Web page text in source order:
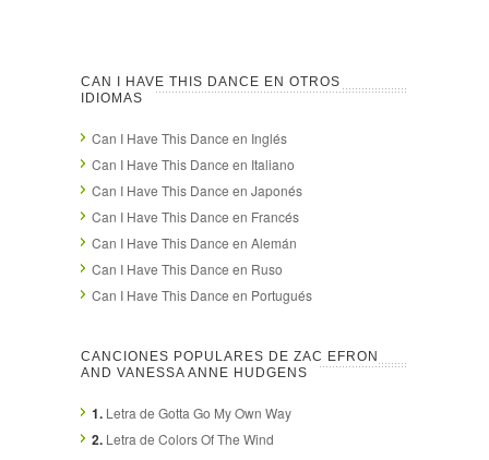
CAN I HAVE THIS DANCE EN OTROS
IDIOMAS
Can I Have This Dance en Inglés
Can I Have This Dance en Italiano
Can I Have This Dance en Japonés
Can I Have This Dance en Francés
Can I Have This Dance en Alemán
Can I Have This Dance en Ruso
Can I Have This Dance en Portugués
CANCIONES POPULARES DE ZAC EFRON
AND VANESSA ANNE HUDGENS
1. Letra de Gotta Go My Own Way
2. Letra de Colors Of The Wind